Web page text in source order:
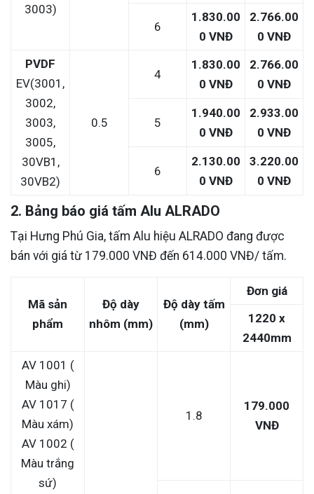
3003)
6
1.830.00
0 VNĐ
2.766.00
0 VNĐ
PVDF
EV(3001,
3002,
3003,
3005,
30VB1,
30VB2)
0.5
4
1.830.00
0 VNĐ
2.766.00
0 VNĐ
5
1.940.00
0 VNĐ
2.933.00
0 VNĐ
6
2.130.00
0 VNĐ
3.220.00
0 VNĐ
2. Bảng báo giá tấm Alu ALRADO
Tại Hưng Phú Gia, tấm Alu hiệu ALRADO đang được
bán với giá từ 179.000 VNĐ đến 614.000 VNĐ/ tấm.
Mã sản
phẩm
Độ dày
nhôm (mm)
Độ dày tấm
(mm)
Đơn giá
1220 x
2440mm
AV 1001 (
Màu ghi)
AV 1017 (
Màu xám)
AV 1002 (
Màu trắng
sứ)
1.8
179.000
VNĐ